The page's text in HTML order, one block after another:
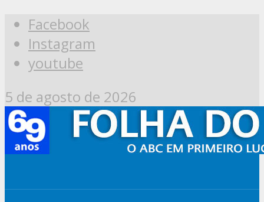
Facebook
Instagram
youtube
5 de agosto de 2026